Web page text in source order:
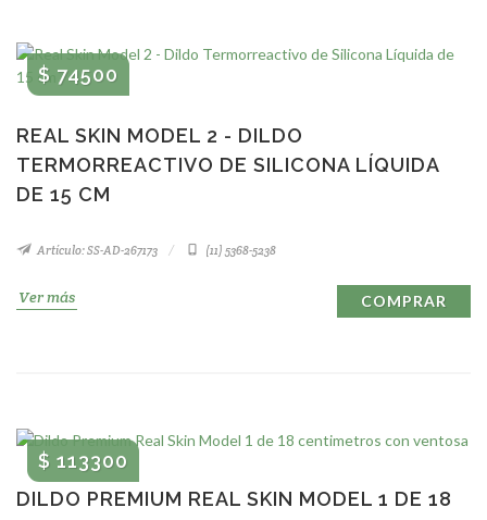
REAL SKIN MODEL 2 - DILDO
TERMORREACTIVO DE SILICONA LÍQUIDA
DE 15 CM
$ 74500
Artículo: SS-AD-267173 (11) 5368-5238
Ver más COMPRAR
DILDO PREMIUM REAL SKIN MODEL 1 DE 18
$ 113300